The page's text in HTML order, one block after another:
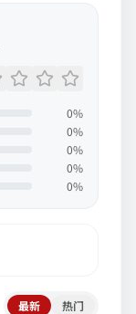
0%
0%
0%
0%
0%
最新 热门